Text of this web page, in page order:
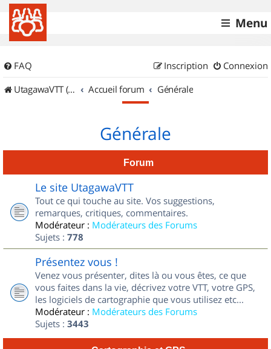
Menu
FAQ Connexion
Inscription
UtagawaVTT (Randos VTT et VTTAE avec traces GPS)
Accueil forum Générale
Générale
Forum
Le site UtagawaVTT
Tout ce qui touche au site. Vos suggestions,
remarques, critiques, commentaires.
Modérateur : Modérateurs des Forums
Sujets : 778
Présentez vous !
Venez vous présenter, dites là ou vous êtes, ce que
vous faites dans la vie, décrivez votre VTT, votre GPS,
les logiciels de cartographie que vous utilisez etc...
Modérateur : Modérateurs des Forums
Sujets : 3443